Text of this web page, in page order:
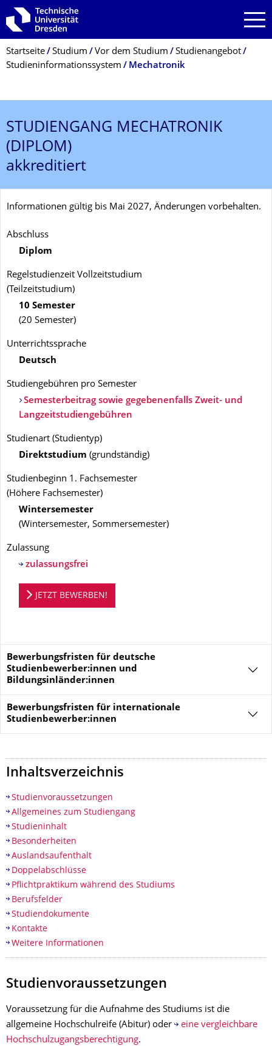
Zur Hauptnavigation springen
Zur Suche springen
Zum Inhalt springen
Breadcrumb-Menü
Startseite Studium Vor dem Studium
Studienangebot
Studieninformationssystem
Mechatronik
STUDIENGANG MECHATRONIK
(DIPLOM)
akkreditiert
Informationen gültig bis Mai 2027, Änderungen vorbehalten.
Abschluss
Diplom
Regelstudienzeit Vollzeitstudium
(Teilzeitstudium)
10 Semester
(20 Semester)
Unterrichtssprache
Deutsch
Studiengebühren pro Semester
Semesterbeitrag sowie gegebenenfalls Zweit- und
Langzeitstudiengebühren
Studienart (Studientyp)
Direktstudium (grundständig)
Studienbeginn 1. Fachsemester
(Höhere Fachsemester)
Wintersemester
(Wintersemester, Sommersemester)
Zulassung
zulassungsfrei
Bewerbungsportal
JETZT BEWERBEN!
Bewerbungsfristen für deutsche
Studienbewerber:innen und
Bildungsinländer:innen
Bewerbungsfristen für internationale
Studienbewerber:innen
Inhaltsverzeichnis
Studienvoraussetzungen
Allgemeines zum Studiengang
Studieninhalt
Besonderheiten
Auslandsaufenthalt
Doppelabschlüsse
Pflichtpraktikum während des Studiums
Berufsfelder
Studiendokumente
Kontakte
Weitere Informationen
Studienvoraussetzungen
Voraussetzung für die Aufnahme des Studiums ist die
allgemeine Hochschulreife (Abitur) oder
eine vergleichbare
Hochschulzugangsberechtigung.